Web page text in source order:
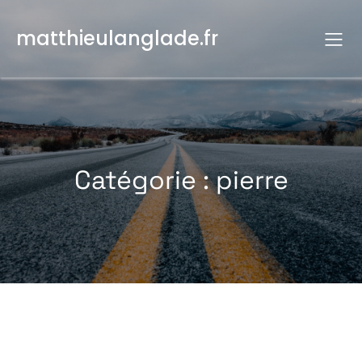
contenu
matthieulanglade.fr
Catégorie :pierre